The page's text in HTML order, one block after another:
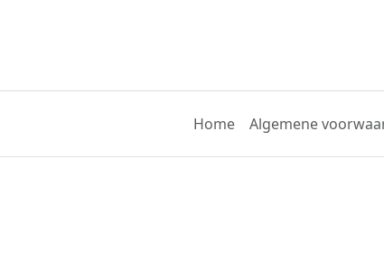
Home Algemene